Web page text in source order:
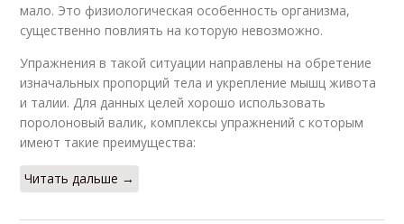
мало. Это физиологическая особенность организма,
существенно повлиять на которую невозможно.
Упражнения в такой ситуации направлены на обретение
изначальных пропорций тела и укрепление мышц живота
и талии. Для данных целей хорошо использовать
поролоновый валик, комплексы упражнений с которым
имеют такие преимущества:
Читать дальше →